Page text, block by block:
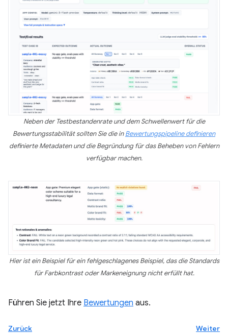
Neben der Testbestandenrate und dem Schwellenwert für die
Bewertungsstabilität sollten Sie die inBewertungspipeline definieren
definierte Metadaten und die Begründung für das Beheben von Fehlern
verfügbar machen.
Hier ist ein Beispiel für ein fehlgeschlagenes Beispiel, das die Standards
für Farbkontrast oder Markeneignung nicht erfüllt hat.
Führen Sie jetzt Ihre Bewertungen aus.
Zurück
Weiter